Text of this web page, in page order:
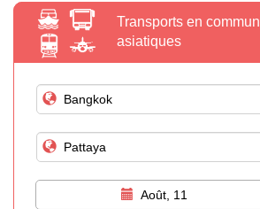
Transports en commun
asiatiques
Août, 11